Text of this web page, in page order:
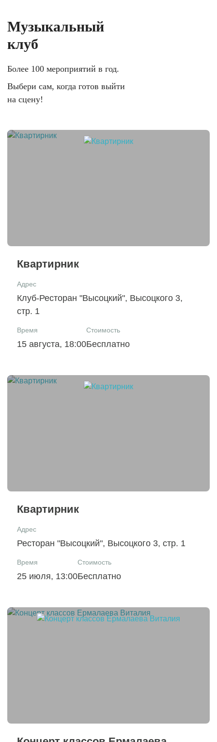
Музыкальный
клуб
Более 100 мероприятий в год.
Выбери сам, когда готов выйти
на сцену!
Квартирник
Адрес
Клуб-Ресторан "Высоцкий", Высоцкого 3,
стр. 1
Время
15 августа, 18:00
Стоимость
Бесплатно
Квартирник
Адрес
Ресторан "Высоцкий", Высоцкого 3, стр. 1
Время
25 июля, 13:00
Стоимость
Бесплатно